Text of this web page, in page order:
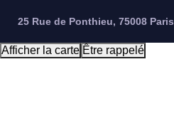
25 Rue de Ponthieu, 75008 Paris
Afficher la carte Être rappelé